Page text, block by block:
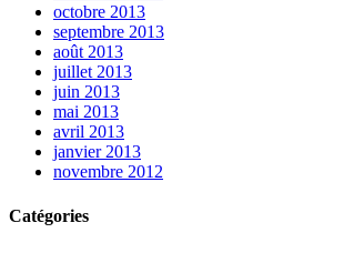
octobre 2013
septembre 2013
août 2013
juillet 2013
juin 2013
mai 2013
avril 2013
janvier 2013
novembre 2012
Catégories